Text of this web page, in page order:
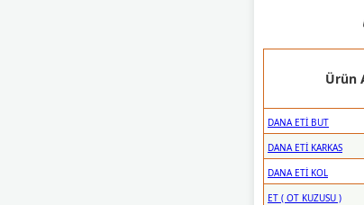
Ürün
DANA ETİ BUT
DANA ETİ KARKAS
DANA ETİ KOL
ET ( OT KUZUSU )